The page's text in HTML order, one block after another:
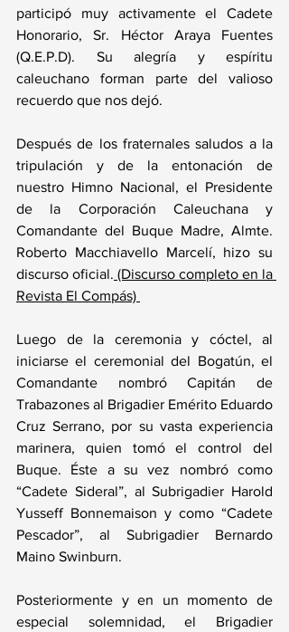
participó muy activamente el Cadete
Honorario, Sr. Héctor Araya Fuentes
(Q.E.P.D). Su alegría y espíritu
caleuchano forman parte del valioso
recuerdo que nos dejó.
Después de los fraternales saludos a la
tripulación y de la entonación de
nuestro Himno Nacional, el Presidente
de la Corporación Caleuchana y
Comandante del Buque Madre, Almte.
Roberto Macchiavello Marcelí, hizo su
discurso oficial. (Discurso completo en la
Revista El Compás)
Luego de la ceremonia y cóctel, al
iniciarse el ceremonial del Bogatún, el
Comandante nombró Capitán de
Trabazones al Brigadier Emérito Eduardo
Cruz Serrano, por su vasta experiencia
marinera, quien tomó el control del
Buque. Éste a su vez nombró como
“Cadete Sideral”, al Subrigadier Harold
Yusseff Bonnemaison y como “Cadete
Pescador”, al Subrigadier Bernardo
Maino Swinburn.
Posteriormente y en un momento de
especial solemnidad, el Brigadier